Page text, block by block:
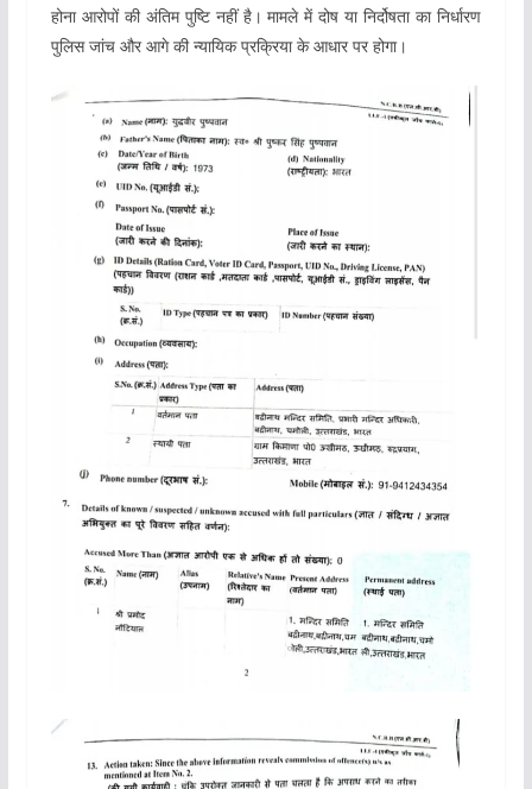
होना आरोपों की अंतिम पुष्टि नहीं है। मामले में दोष या निर्दोषता का निर्धारण
पुलिस जांच और आगे की न्यायिक प्रक्रिया के आधार पर होगा।